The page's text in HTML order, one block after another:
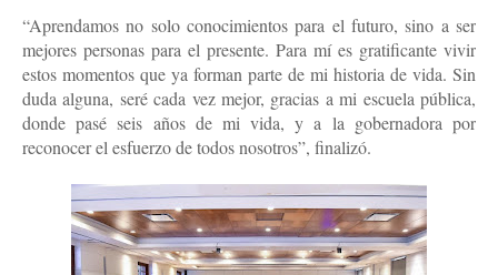
“Aprendamos no solo conocimientos para el futuro, sino a ser
mejores personas para el presente. Para mí es gratificante vivir
estos momentos que ya forman parte de mi historia de vida. Sin
duda alguna, seré cada vez mejor, gracias a mi escuela pública,
donde pasé seis años de mi vida, y a la gobernadora por
reconocer el esfuerzo de todos nosotros”, finalizó.